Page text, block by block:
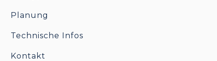
Planung
Technische Infos
Kontakt